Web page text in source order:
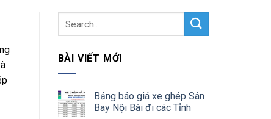
BÀI VIẾT MỚI
Bảng báo giá xe ghép Sân
Bay Nội Bài đi các Tỉnh